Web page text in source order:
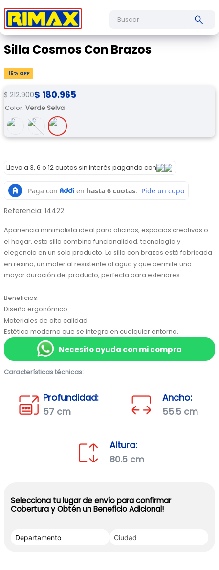
Silla Cosmos Con Brazos
15% OFF
$ 212.900$ 180.965
Color: Verde Selva
Lleva a 3, 6 o 12 cuotas sin interés pagando con
Referencia: 14422
Apariencia minimalista ideal para oficinas, espacios creativos o
el hogar, esta silla combina funcionalidad, tecnología y
elegancia en un solo producto. La silla con brazos está fabricada
en resina, un material resistente al agua y que permite una
mayor duración del producto, perfecta para exteriores.
Beneficios:
Diseño ergonómico.
Materiales de alta calidad.
Estética moderna que se integra en cualquier entorno.
Necesito ayuda con mi compra
Características técnicas:
Profundidad:
57 cm
Ancho:
55.5 cm
Altura:
80.5 cm
Selecciona tu lugar de envío para confirmar
Cobertura y Obtén un Beneficio Adicional!